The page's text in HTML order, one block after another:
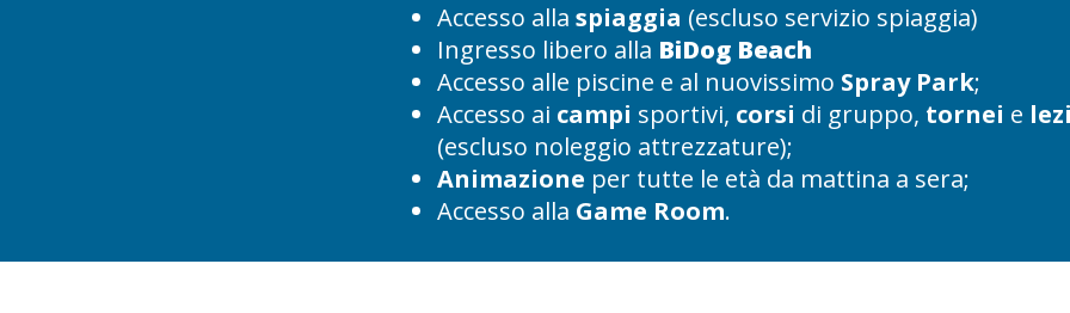
Accesso alla spiaggia (escluso servizio spiaggia)
Ingresso libero alla BiDog Beach
Accesso alle piscine e al nuovissimo Spray Park;
Accesso ai campi sportivi, corsi di gruppo, tornei e
(escluso noleggio attrezzature);
Animazione per tutte le età da mattina a sera;
Accesso alla Game Room.